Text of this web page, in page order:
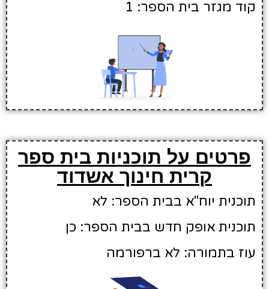
קוד מגזר בית הספר: 1
פרטים על תוכניות בית ספר
קרית חינוך אשדוד
תוכנית יוח"א בבית הספר: לא
תוכנית אופק חדש בבית הספר: כן
עוז בתמורה: לא ברפורמה